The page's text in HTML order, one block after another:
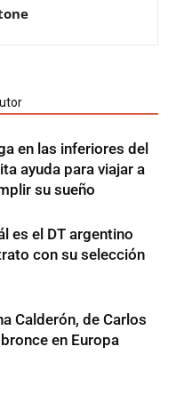
en las inferiores del
ayuda para viajar a
su sueño
es el DT argentino
con su selección
Calderón, de Carlos
en Europa